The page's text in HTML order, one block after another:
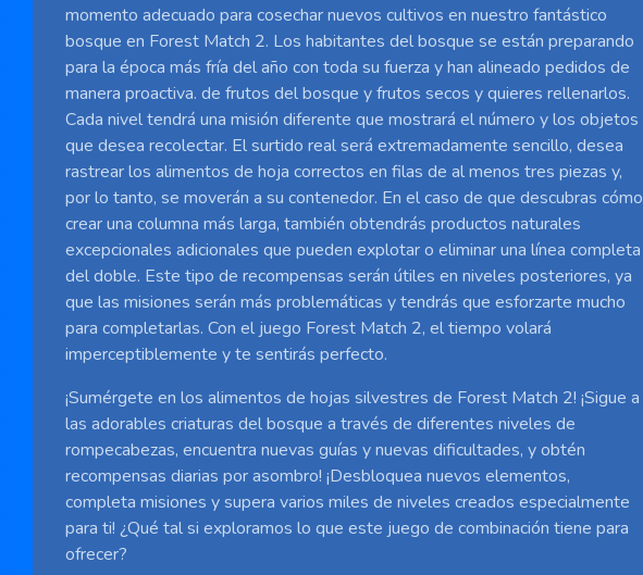
momento adecuado para cosechar nuevos cultivos en nuestro fantástico
bosque en Forest Match 2. Los habitantes del bosque se están preparando
para la época más fría del año con toda su fuerza y ​​han alineado pedidos de
manera proactiva. de frutos del bosque y frutos secos y quieres rellenarlos.
Cada nivel tendrá una misión diferente que mostrará el número y los objetos
que desea recolectar. El surtido real será extremadamente sencillo, desea
rastrear los alimentos de hoja correctos en filas de al menos tres piezas y,
por lo tanto, se moverán a su contenedor. En el caso de que descubras cómo
crear una columna más larga, también obtendrás productos naturales
excepcionales adicionales que pueden explotar o eliminar una línea completa
del doble. Este tipo de recompensas serán útiles en niveles posteriores, ya
que las misiones serán más problemáticas y tendrás que esforzarte mucho
para completarlas. Con el juego Forest Match 2, el tiempo volará
imperceptiblemente y te sentirás perfecto.
¡Sumérgete en los alimentos de hojas silvestres de Forest Match 2! ¡Sigue a
las adorables criaturas del bosque a través de diferentes niveles de
rompecabezas, encuentra nuevas guías y nuevas dificultades, y obtén
recompensas diarias por asombro! ¡Desbloquea nuevos elementos,
completa misiones y supera varios miles de niveles creados especialmente
para ti! ¿Qué tal si exploramos lo que este juego de combinación tiene para
ofrecer?